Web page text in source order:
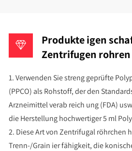
Produkte igen
Zentrifugen
1. Verwenden Sie streng geprüfte
(PPCO) als Rohstoff, der den
Arzneimittel verab reich ung (FDA)
die Herstellung hochwertiger 5 ml
2. Diese Art von Zentrifugal röhrchen
Trenn-/Grain ier fähigkeit, die